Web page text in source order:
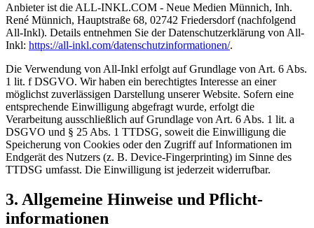
Anbieter ist die ALL-INKL.COM - Neue Medien Münnich, Inh.
René Münnich, Hauptstraße 68, 02742 Friedersdorf (nachfolgend
All-Inkl). Details entnehmen Sie der Datenschutzerklärung von All-
Inkl: https://all-inkl.com/datenschutzinformationen/.
Die Verwendung von All-Inkl erfolgt auf Grundlage von Art. 6 Abs.
1 lit. f DSGVO. Wir haben ein berechtigtes Interesse an einer
möglichst zuverlässigen Darstellung unserer Website. Sofern eine
entsprechende Einwilligung abgefragt wurde, erfolgt die
Verarbeitung ausschließlich auf Grundlage von Art. 6 Abs. 1 lit. a
DSGVO und § 25 Abs. 1 TTDSG, soweit die Einwilligung die
Speicherung von Cookies oder den Zugriff auf Informationen im
Endgerät des Nutzers (z. B. Device-Fingerprinting) im Sinne des
TTDSG umfasst. Die Einwilligung ist jederzeit widerrufbar.
3. Allgemeine Hinweise und Pflicht­
informationen